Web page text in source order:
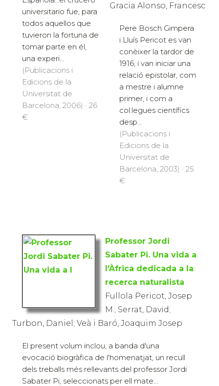
universitario fue, para
todos aquellos que
tuvieron la fortuna de
tomar parte en él,
una experi...
(Publicacions i
Edicions de la
Universitat de
Barcelona, 2006) · 26
€
Gracia Alonso, Francesc
Pere Bosch Gimpera
i Lluís Pericot es van
conèixer la tardor de
1916, i van iniciar una
relació epistolar, com
a mestre i alumne
primer, i com a
col.legues científics
desp...
(Publicacions i
Edicions de la
Universitat de
Barcelona, 2003) · 25
€
Professor Jordi
Sabater Pi. Una vida a
l'Àfrica dedicada a la
recerca naturalista
Fullola Pericot, Josep
M.; Serrat, David;
Turbon, Daniel; Veà i Baró, Joaquim Josep
El present volum inclou, a banda d'una
evocació biogràfica de l'homenatjat, un recull
dels treballs més rellevants del professor Jordi
Sabater Pi, seleccionats per ell mate...